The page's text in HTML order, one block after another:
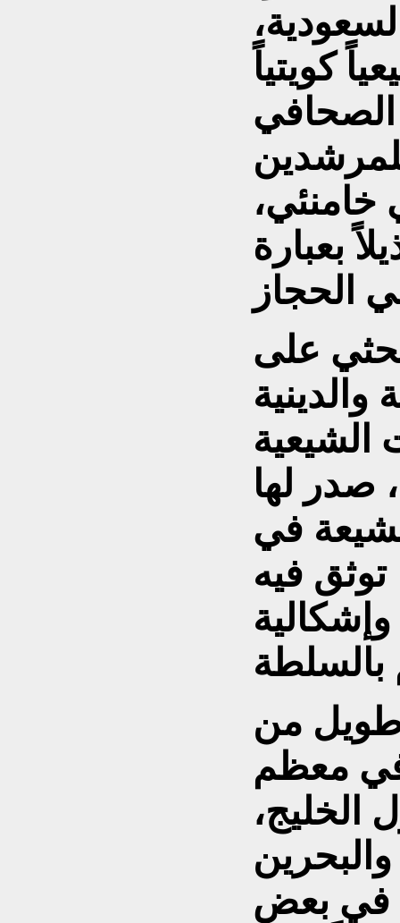
شيعياً كويتياً
خامنئي،
بعبارة
على
والدينية
الشيعية
صدر لها
في
توثق فيه
طويل من
معظم
الخليج،
في بعض